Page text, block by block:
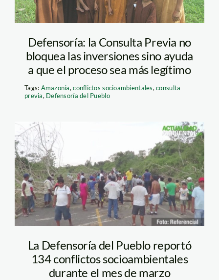
Defensoría: la Consulta Previa no
bloquea las inversiones sino ayuda
a que el proceso sea más legítimo
Tags: Amazonía,conflictos socioambientales,consulta
previa, Defensoría del Pueblo
mineroa
informales_madre de
dios_spda
La Defensoría del Pueblo reportó
134 conflictos socioambientales
durante el mes de marzo